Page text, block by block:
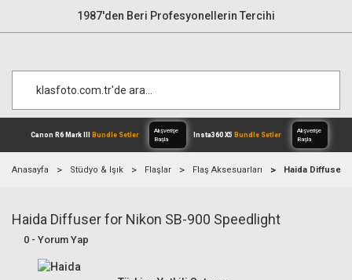
1987'den Beri Profesyonellerin Tercihi
Canon R6 Mark IIIBundle Setler
Alışverişe
Anasayfa Stüdyo & Işık Flaşlar Flaş Aksesuarları Haida Diffuser
Haida Diffuser for Nikon SB-900 Speedlight
0 - Yorum Yap